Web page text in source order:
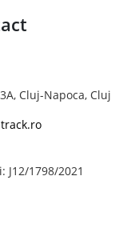
Cluj-Napoca, Cluj
J12/1798/2021